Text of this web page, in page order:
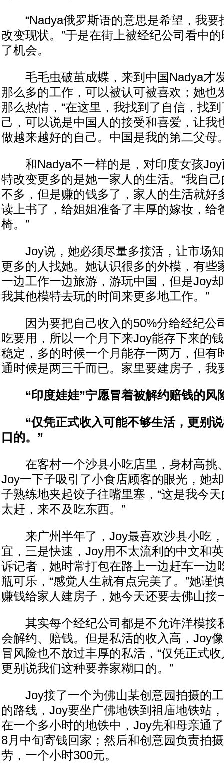
“Nadya俄罗斯语的意思是希望，我要
改变现状。”于是在街上被经纪公司看中
了机会。
毛毛虫破茧成蝶，来到中国Nadya才
那么多的工作，可以被认可被喜欢；她也
那么热情，“在这里，我找到了自信，找
己，可以说是中国人的接受和喜爱，让我
做越来越好的自己。中国是我的第二父母
和Nadya不一样的是，对印度女孩Joy
特改变更多的是她一家人的生活。“我自
不多，但是赚的钱多了，家人的生活就好
读上书了，给姐姐准备了丰厚的嫁妆，给
椅。”
Joy说，她必须尽量多接活，让市场知
更多的人找她。她认识很多的外模，有些
一边工作一边旅游，游玩中国，但是Joy
我其他模特去玩的时间来更多地工作。”
因为要把自己收入的50%分给经纪公
吃要用，所以一个月下来Joy能存下来的
稳定，多的时候一个月能存一两万，但有
通时候是两三千而已。家里要建房子，我
“印度娃娃”宁愿冒着被解约赔钱的风
“仅凭正式收入可能不够生活，更别说
口的。”
在客村一个沙县小吃店里，身材高挑
Joy一下子吸引了小食店顾客的眼光，她
子熟练地夹起饺子往嘴里塞，“这是我今
太赶，来不及吃东西。”
来广州半年了，Joy最喜欢沙县小吃，
宜，三是快速，Joy用不太流利的中文和
诉记者，她时常打包在路上一边赶车一边
瓶可乐，“感觉人生就有点完美了。”她谨
赚钱给家人建房子，她今天还要去佛山接
其实每个经纪公司都是不允许洋模接
会解约、赔钱。但是私活的收入高，Joy
冒风险也不放过丰厚的私活，“仅凭正式
更别说我们这种要养家糊口的。”
Joy接了一个为佛山某创意园拍摄的工
的路线，Joy要坐广佛地铁到祖庙地铁站
在一个多小时的地铁中，Joy先和母亲通
8月中旬寄钱回家；然后和创意园负责拍
劳，一个小时300元。